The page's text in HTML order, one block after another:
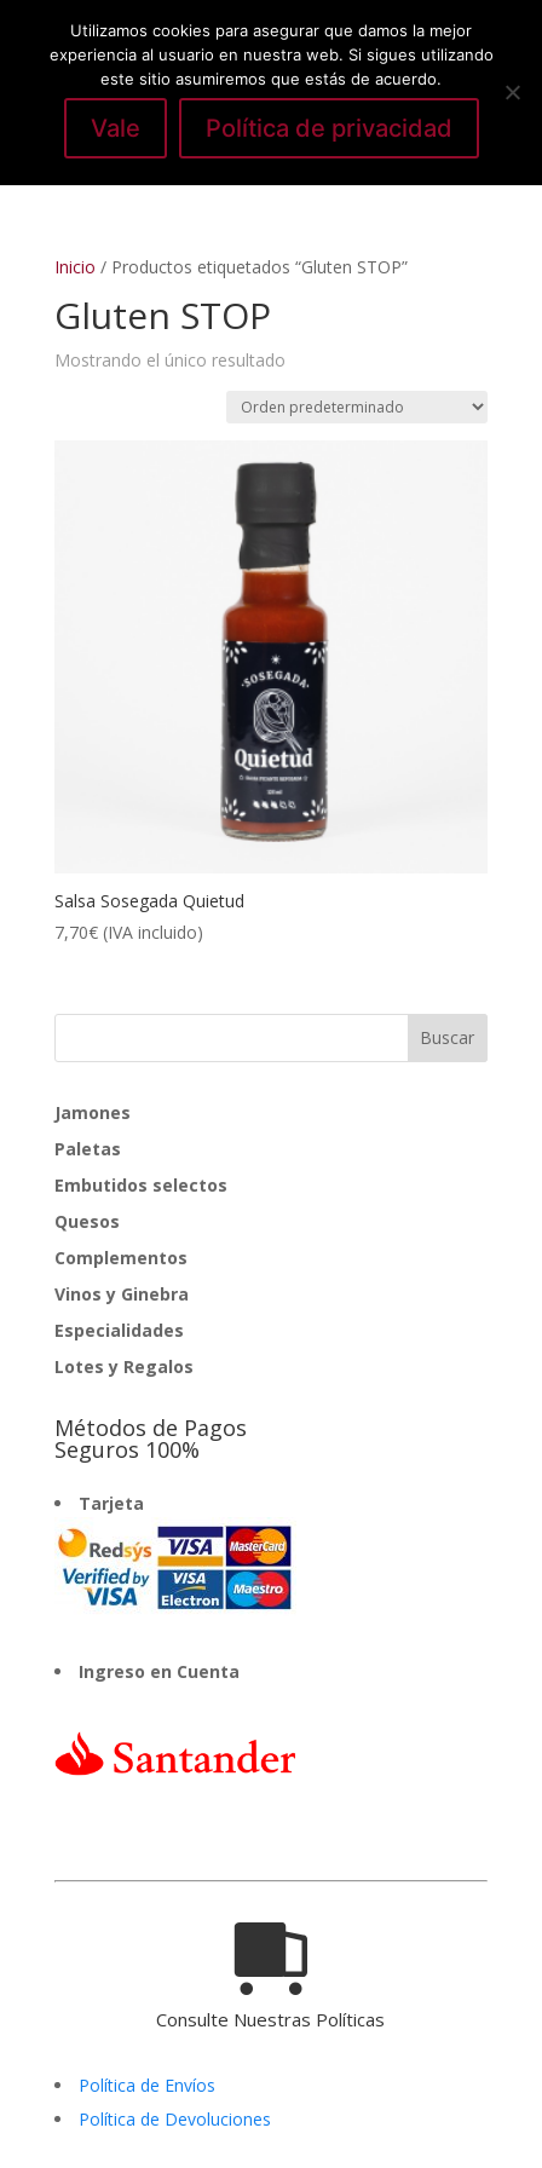
Seleccionar página
Inicio / Productos etiquetados “Gluten STOP”
Gluten STOP
Mostrando el único resultado
Salsa Sosegada Quietud
7,70€ (IVA incluido)
Jamones
Paletas
Embutidos selectos
Quesos
Complementos
Vinos y Ginebra
Especialidades
Lotes y Regalos
Métodos de Pagos
Seguros 100%
Tarjeta
Ingreso en Cuenta
Consulte Nuestras Políticas
Política de Envíos
Política de Devoluciones
Utilizamos cookies para asegurar que damos la mejor
experiencia al usuario en nuestra web. Si sigues utilizando
este sitio asumiremos que estás de acuerdo.
Vale Política de privacidad